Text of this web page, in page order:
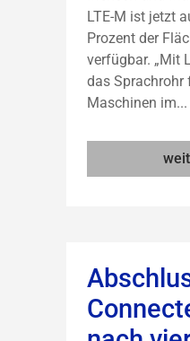
LTE-M ist jetzt
Prozent der
verfügbar. „Mit
das Sprachrohr
Maschinen im...